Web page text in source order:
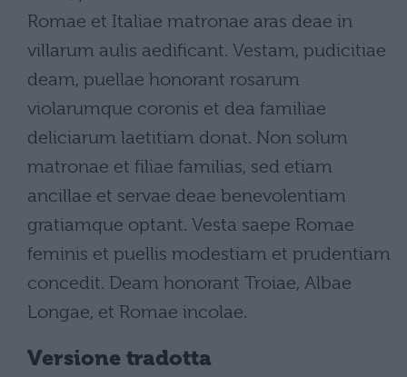
Romae et Italiae matronae aras deae in
villarum aulis aedificant. Vestam, pudicitiae
deam, puellae honorant rosarum
violarumque coronis et dea familiae
deliciarum laetitiam donat. Non solum
matronae et filiae familias, sed etiam
ancillae et servae deae benevolentiam
gratiamque optant. Vesta saepe Romae
feminis et puellis modestiam et prudentiam
concedit. Deam honorant Troiae, Albae
Longae, et Romae incolae.
Versione tradotta